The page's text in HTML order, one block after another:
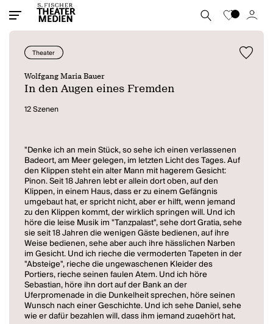
Theater
Wolfgang Maria Bauer
In den Augen eines Fremden
12 Szenen
"Denke ich an mein Stück, so sehe ich einen verlassenen
Badeort, am Meer gelegen, im letzten Licht des Tages. Auf
den Klippen steht ein alter Mann mit hagerem Gesicht:
Pinon. Seit 18 Jahren lebt er allein dort oben, auf den
Klippen, in einem Haus, dass er zu einem Gefängnis
umgebaut hat, er spricht nicht, aber er hilft, wenn jemand
zu den Klippen kommt, der wirklich springen will. Und ich
höre die leise Musik im "Tanzpalast", sehe dort Gratia, sehe
sie seit 18 Jahren die wenigen Gäste bedienen, auf ihre
Weise bedienen, sehe aber auch ihre hässlichen Narben
im Gesicht. Und ich rieche die vermoderten Tapeten in der
"Absteige", rieche die ungewaschenen Kleider des
Portiers, rieche seinen faulen Atem. Und ich höre
Sebastian, höre ihn dort auf der Bank an der
Uferpromenade in die Dunkelheit sprechen, höre seinen
Wunsch nach einer Geschichte. Und ich sehe Daniel, sehe
wie er dafür bezahlen will, dass ihm jemand zugehört hat,